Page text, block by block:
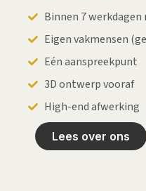
Binnen 7
Eigen vakmensen
Eén aanspreekpunt
3D ontwerp vooraf
High-end afwerking
Lees over ons